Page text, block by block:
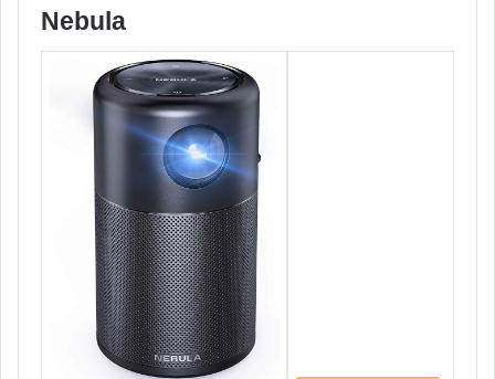
Nebula